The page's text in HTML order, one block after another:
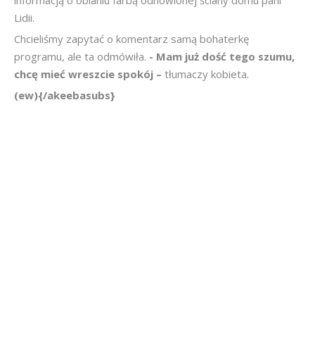
Lidii.
Chcieliśmy zapytać o komentarz samą bohaterkę
programu, ale ta odmówiła. - Mam już dość tego szumu,
chcę mieć wreszcie spokój – tłumaczy kobieta.
(ew){/akeebasubs}